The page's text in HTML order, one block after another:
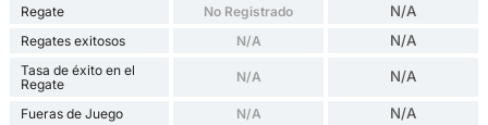
Regate No Registrado N/A
Regates exitosos N/A N/A
Tasa de éxito en el
Regate
N/A N/A
Fueras de Juego N/A N/A